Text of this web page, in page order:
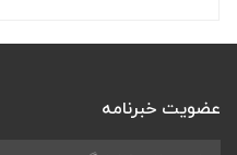
عضویت خبرنامه